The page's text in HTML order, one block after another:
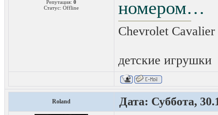
Репутация: 0
Статус: Offline
номером…
Chevrolet
детские игрушки
Roland Дата: Суббота,